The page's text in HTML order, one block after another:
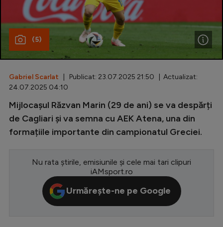
U21
Fotbal feminin
Special
Diverse
Inedit
Europa League
Conference League
CM 2026
(5)
Gabriel Scarlat | Publicat: 23.07.2025 21:50 | Actualizat:
24.07.2025 04:10
Mijlocașul Răzvan Marin (29 de ani) se va despărți
de Cagliari și va semna cu AEK Atena, una din
formațiile importante din campionatul Greciei.
Nu rata știrile, emisiunile și cele mai tari clipuri
iAMsport.ro
Urmărește-ne pe Google